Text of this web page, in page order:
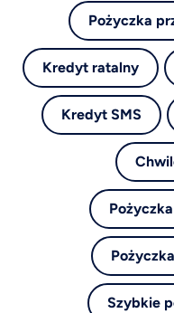
Pożyczka
Kredyt ratalny
Kredyt SMS
Szybkie